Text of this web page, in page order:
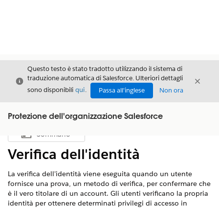
Chiudi
Questo testo è stato tradotto utilizzando il sistema di
traduzione automatica di Salesforce. Ulteriori dettagli
sono disponibili qui. Passa all'inglese Non ora
Chiudi
Protezione dell'organizzazione Salesforce
Mostra sommario
Sommario
Verifica dell'identità
La verifica dell'identità viene eseguita quando un utente
fornisce una prova, un metodo di verifica, per confermare che
è il vero titolare di un account. Gli utenti verificano la propria
identità per ottenere determinati privilegi di accesso in